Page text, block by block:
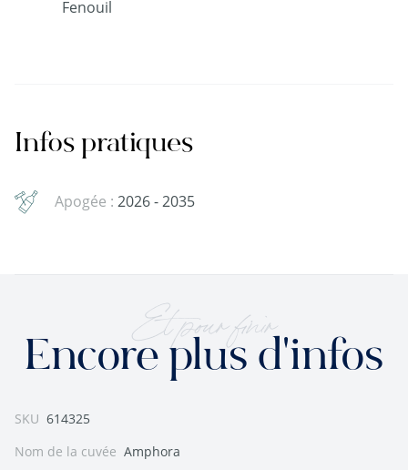
Fenouil
Infos pratiques
Apogée : 2026 - 2035
Et pour finir
Encore plus d'infos
SKU 614325
Nom de la cuvée Amphora